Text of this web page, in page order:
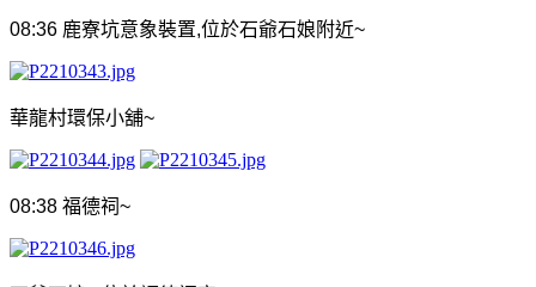
08:36 鹿寮坑意象裝置,位於石爺石娘附近~
華龍村環保小舖~
08:38 福德祠~